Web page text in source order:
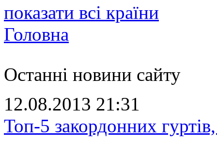
показати всі країни
Головна
Останні новини сайту
12.08.2013 21:31
Топ-5 закордонних